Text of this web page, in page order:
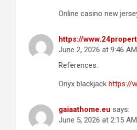
Online casino new
https://
June 2, 2026 at 9:46 AM
References:
Onyx blackjack https://
gaiaathome.eu says:
June 5, 2026 at 2:15 AM